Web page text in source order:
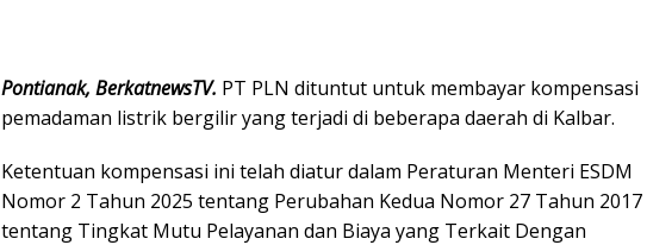
Pontianak, BerkatnewsTV. PT PLN dituntut untuk membayar kompensasi
pemadaman listrik bergilir yang terjadi di beberapa daerah di Kalbar.
Ketentuan kompensasi ini telah diatur dalam Peraturan Menteri ESDM
Nomor 2 Tahun 2025 tentang Perubahan Kedua Nomor 27 Tahun 2017
tentang Tingkat Mutu Pelayanan dan Biaya yang Terkait Dengan